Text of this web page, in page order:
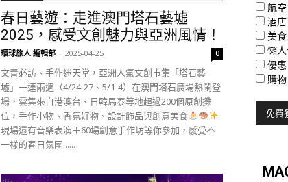
春日藝遊：走進澳門塔石藝墟
2025，感受文創魅力與亞洲風情！
環球旅人 編輯部 - 2025-04-25 0
文青必訪、手作迷天堂，亞洲人氣文創市集「塔石藝
墟」一連兩週（4/24-27、5/1-4）在澳門塔石廣場熱鬧登
場，雲集來自港澳台、日韓馬泰等地超過200個原創攤
位，手作小物、香氛好物、設計飾品與創意美食
現場還有音樂表演＋60場創意手作坊等你參加，感受不
一樣的春日氛圍......
航
酒
美
懶
優
購